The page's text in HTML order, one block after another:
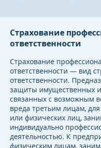
Страхование
ответственности
Страхование
ответственности — вид
ответственности.
защиты имущественных
связанных с возможным
вреда третьим лицам,
или физических лиц,
индивидуально
деятельностью. К
физическим лицам,